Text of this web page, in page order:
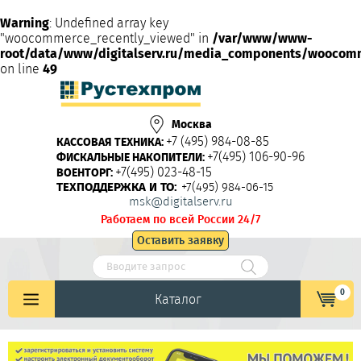
Warning: Undefined array key
"woocommerce_recently_viewed" in /var/www/www-
root/data/www/digitalserv.ru/media_components/
on line 49
Москва
КАССОВАЯ ТЕХНИКА: +7 (495) 984-08-85
ФИСКАЛЬНЫЕ НАКОПИТЕЛИ: +7(495) 106-90-96
ВОЕНТОРГ: +7(495) 023-48-15
ТЕХПОДДЕРЖКА И ТО: +7(495) 984-06-15
msk@digitalserv.ru
Работаем по всей России 24/7
Оставить заявку
Каталог 0